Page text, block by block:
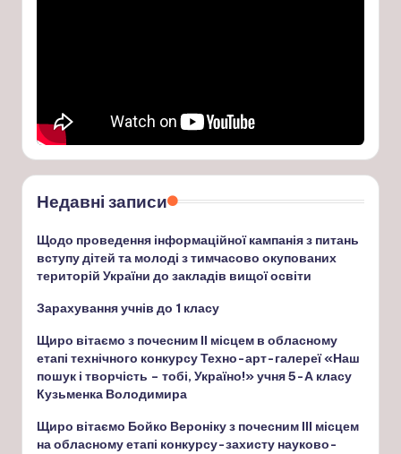
Недавні записи
Щодо проведення інформаційної кампанія з питань
вступу дітей та молоді з тимчасово окупованих
територій України до закладів вищої освіти
Зарахування учнів до 1 класу
Щиро вітаємо з почесним ІІ місцем в обласному
етапі технічного конкурсу Техно-арт-галереї «Наш
пошук і творчість – тобі, Україно!» учня 5-А класу
Кузьменка Володимира
Щиро вітаємо Бойко Вероніку з почесним ІІІ місцем
на обласному етапі конкурсу-захисту науково-